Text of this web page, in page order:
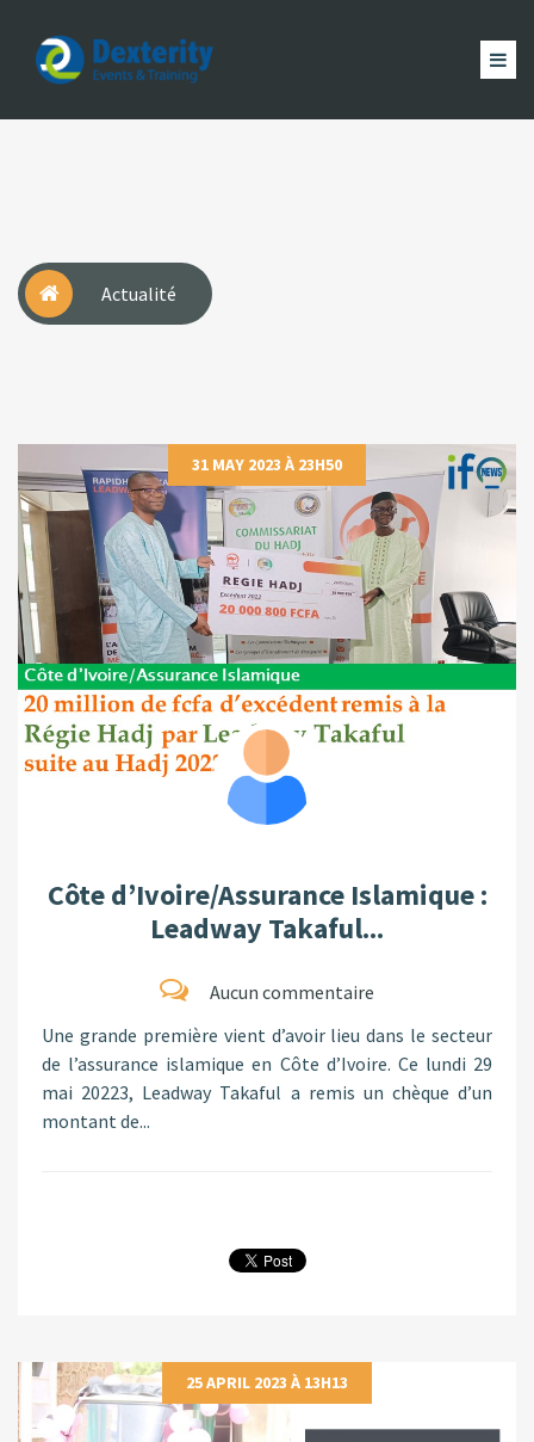
Dexterity
Events
Actualité
31 MAY 2023 À 23H50
Côte d’Ivoire/Assurance Islamique :
Leadway Takaful...
Aucun commentaire
Une grande première vient d’avoir lieu dans le secteur
de l’assurance islamique en Côte d’Ivoire. Ce lundi 29
mai 20223, Leadway Takaful a remis un chèque d’un
montant de...
25 APRIL 2023 À 13H13